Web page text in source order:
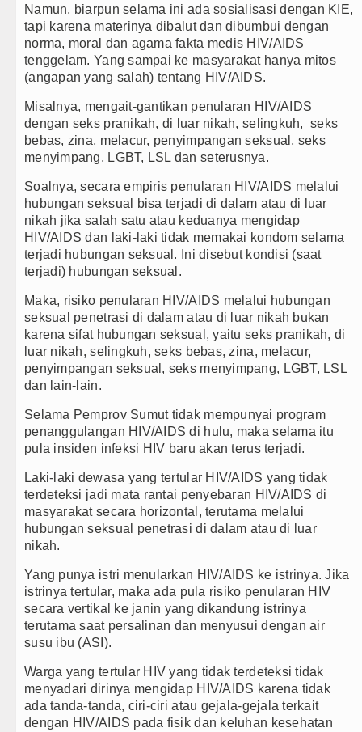
Namun, biarpun selama ini ada sosialisasi dengan KIE,
tapi karena materinya dibalut dan dibumbui dengan
norma, moral dan agama fakta medis HIV/AIDS
tenggelam. Yang sampai ke masyarakat hanya mitos
(angapan yang salah) tentang HIV/AIDS.
Misalnya, mengait-gantikan penularan HIV/AIDS
dengan seks pranikah, di luar nikah, selingkuh, seks
bebas, zina, melacur, penyimpangan seksual, seks
menyimpang, LGBT, LSL dan seterusnya.
Soalnya, secara empiris penularan HIV/AIDS melalui
hubungan seksual bisa terjadi di dalam atau di luar
nikah jika salah satu atau keduanya mengidap
HIV/AIDS dan laki-laki tidak memakai kondom selama
terjadi hubungan seksual. Ini disebut kondisi (saat
terjadi) hubungan seksual.
Maka, risiko penularan HIV/AIDS melalui hubungan
seksual penetrasi di dalam atau di luar nikah bukan
karena sifat hubungan seksual, yaitu seks pranikah, di
luar nikah, selingkuh, seks bebas, zina, melacur,
penyimpangan seksual, seks menyimpang, LGBT, LSL
dan lain-lain.
Selama Pemprov Sumut tidak mempunyai program
penanggulangan HIV/AIDS di hulu, maka selama itu
pula insiden infeksi HIV baru akan terus terjadi.
Laki-laki dewasa yang tertular HIV/AIDS yang tidak
terdeteksi jadi mata rantai penyebaran HIV/AIDS di
masyarakat secara horizontal, terutama melalui
hubungan seksual penetrasi di dalam atau di luar
nikah.
Yang punya istri menularkan HIV/AIDS ke istrinya. Jika
istrinya tertular, maka ada pula risiko penularan HIV
secara vertikal ke janin yang dikandung istrinya
terutama saat persalinan dan menyusui dengan air
susu ibu (ASI).
Warga yang tertular HIV yang tidak terdeteksi tidak
menyadari dirinya mengidap HIV/AIDS karena tidak
ada tanda-tanda, ciri-ciri atau gejala-gejala terkait
dengan HIV/AIDS pada fisik dan keluhan kesehatan